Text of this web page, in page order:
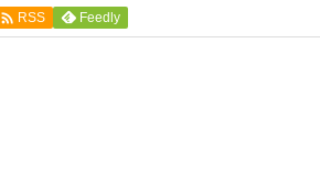
 RSS Feedly